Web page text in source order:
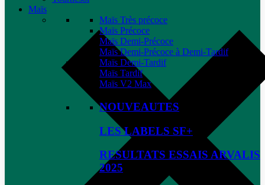
Maïs
Maïs Très précoce
Maïs Précoce
Maïs Demi-Précoce
Maïs Demi-Précoce à Demi-Tardif
Maïs Demi-Tardif
Maïs Tardif
Maïs V2 Max
NOUVEAUTES
LES LABELS SF+
RESULTATS ESSAIS ARVALIS
2025